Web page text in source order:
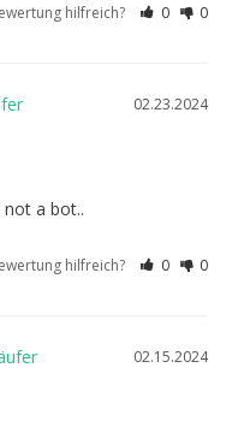
hilfreich? 0 0
02.23.2024
a bot..
hilfreich? 0 0
02.15.2024